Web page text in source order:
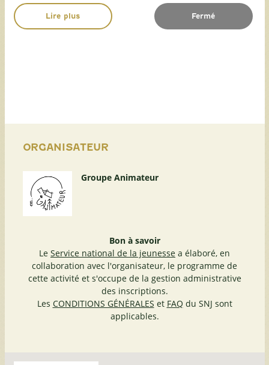
Lire plus Fermé
ORGANISATEUR
Groupe Animateur
Bon à savoir
Le Service national de la jeunesse a élaboré, en
collaboration avec l'organisateur, le programme de
cette activité et s'occupe de la gestion administrative
des inscriptions.
Les CONDITIONS GÉNÉRALES et FAQ du SNJ sont
applicables.
Passer